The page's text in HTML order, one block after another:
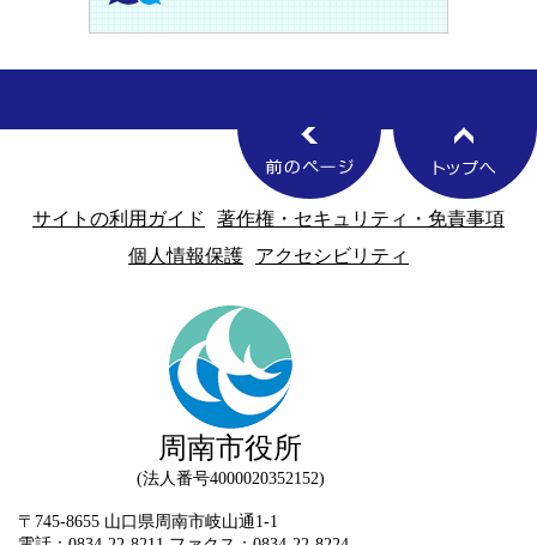
サイトの利用ガイド
著作権・セキュリティ・免責事項
個人情報保護
アクセシビリティ
周南市役所
法人番号4000020352152
〒745-8655 山口県周南市岐山通1-1